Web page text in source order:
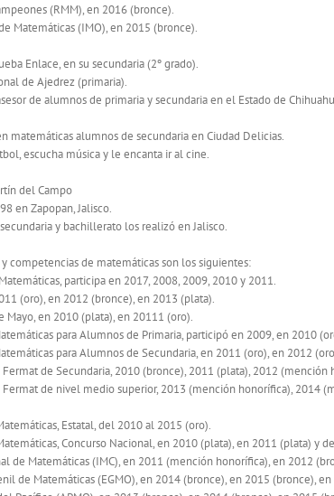
(RMM), en 2016 (bronce).
Matemáticas (IMO), en 2015 (bronce).
Enlace, en su secundaria (2º grado).
de Ajedrez (primaria).
de alumnos de primaria y secundaria en el Estado de
matemáticas alumnos de secundaria en Ciudad Delicias.
escucha música y le encanta ir al cine.
del Campo
en Zapopan, Jalisco.
y bachillerato los realizó en Jalisco.
competencias de matemáticas son los siguientes:
participa en 2017, 2008, 2009, 2010 y 2011.
(oro), en 2012 (bronce), en 2013 (plata).
Mayo, en 2010 (plata), en 20111 (oro).
para Alumnos de Primaria, participó en 2009, en 2010
para Alumnos de Secundaria, en 2011 (oro), en 2012
de Secundaria, 2010 (bronce), 2011 (plata), 2012 (mención
Fermat de nivel medio superior, 2013 (mención honorífica), 2014
Estatal, del 2010 al 2015 (oro).
Concurso Nacional, en 2010 (plata), en 2011 (plata) y
de Matemáticas (IMC), en 2011 (mención honorífica), en 2012
de Matemáticas (EGMO), en 2014 (bronce), en 2015 (bronce),